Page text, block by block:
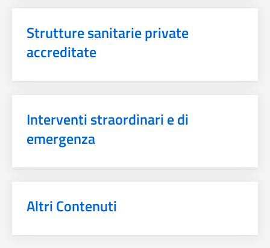
Strutture sanitarie private
accreditate
Interventi straordinari e di
emergenza
Altri Contenuti